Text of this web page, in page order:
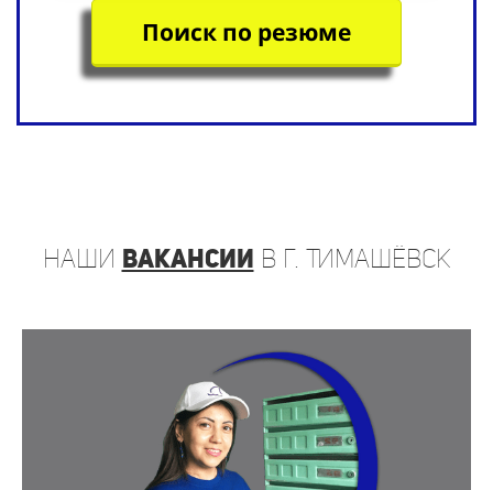
Поиск по резюме
наши вакансии в г. Тимашёвск